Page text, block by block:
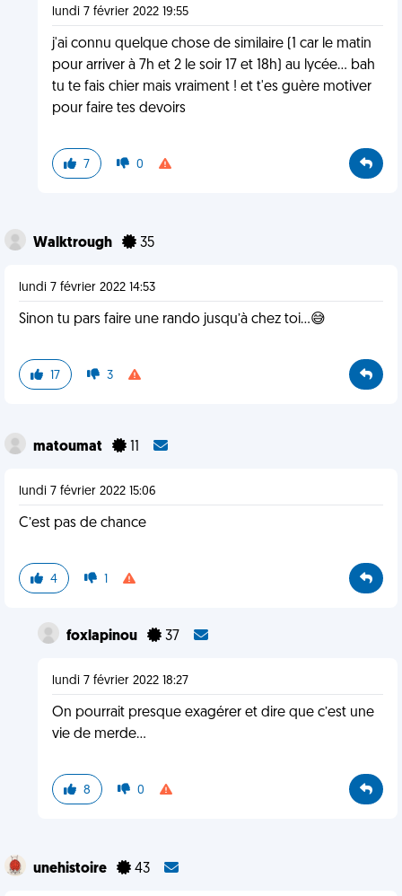
lundi 7 février 2022 19:55
j'ai connu quelque chose de similaire (1 car le matin
pour arriver à 7h et 2 le soir 17 et 18h) au lycée... bah
tu te fais chier mais vraiment ! et t'es guère motiver
pour faire tes devoirs
7 0
Walktrough 35
lundi 7 février 2022 14:53
Sinon tu pars faire une rando jusqu’à chez toi…😅
17 3
matoumat
lundi 7 février 2022 15:06
C’est pas de chance
4 1
foxlapinou 37
lundi 7 février 2022 18:27
On pourrait presque exagérer et dire que c’est une
vie de merde...
8 0
unehistoire 43